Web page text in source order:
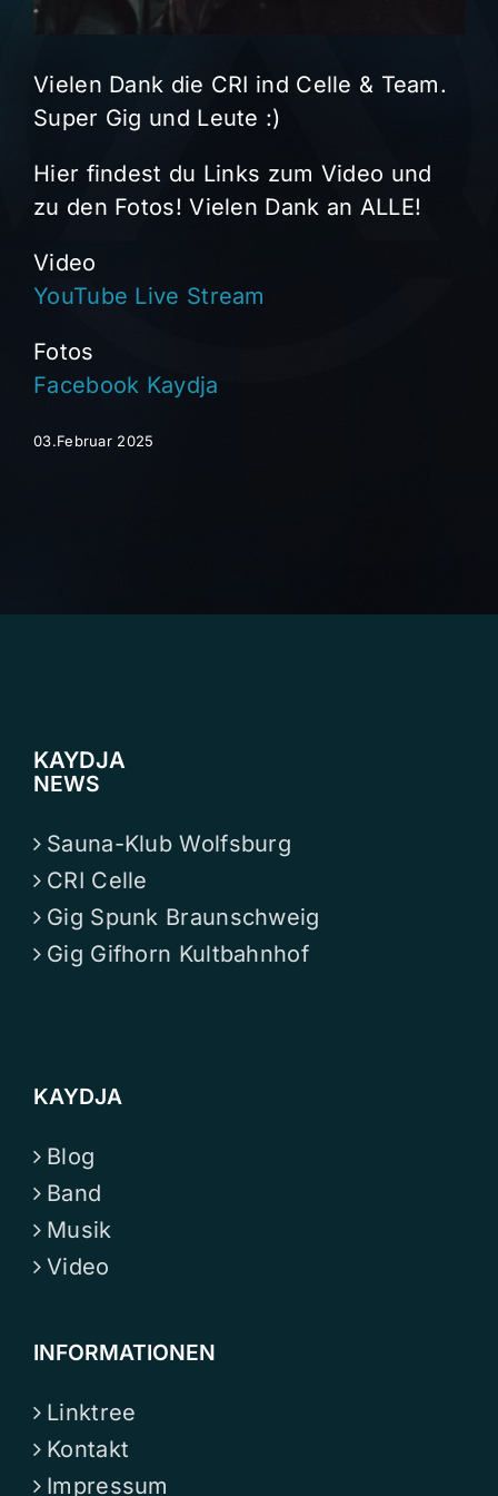
Vielen Dank die CRI ind Celle & Team.
Super Gig und Leute :)
Hier findest du Links zum Video und
zu den Fotos! Vielen Dank an ALLE!
Video
YouTube Live Stream
Fotos
Facebook Kaydja
03.Februar 2025
KAYDJA
NEWS
Sauna-Klub Wolfsburg
CRI Celle
Gig Spunk Braunschweig
Gig Gifhorn Kultbahnhof
KAYDJA
Blog
Band
Musik
Video
INFORMATIONEN
Linktree
Kontakt
Impressum